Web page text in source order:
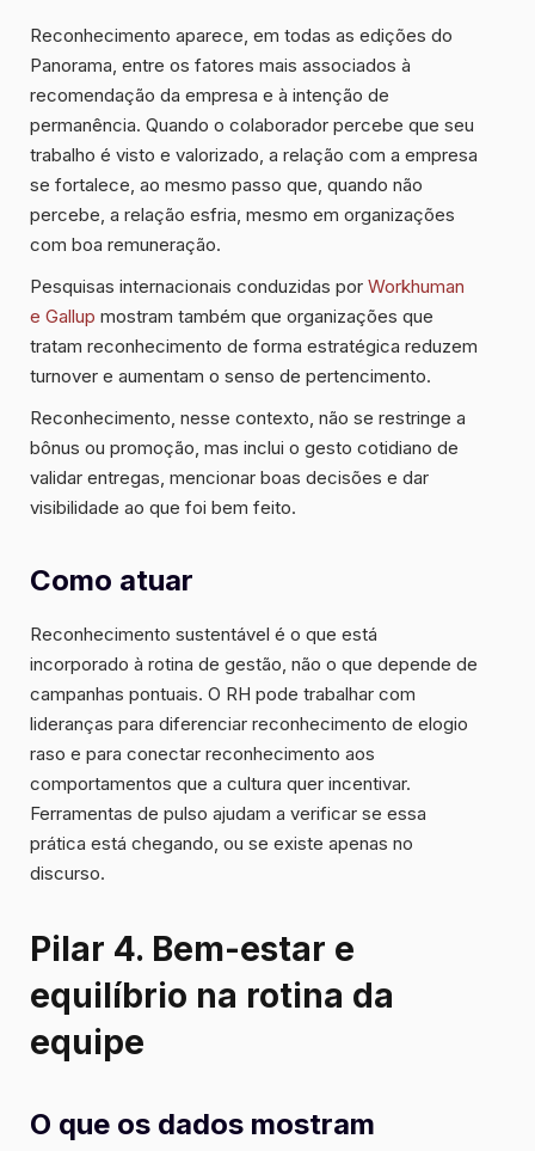
Reconhecimento aparece, em todas as edições do
Panorama, entre os fatores mais associados à
recomendação da empresa e à intenção de
permanência. Quando o colaborador percebe que seu
trabalho é visto e valorizado, a relação com a empresa
se fortalece, ao mesmo passo que, quando não
percebe, a relação esfria, mesmo em organizações
com boa remuneração.
Pesquisas internacionais conduzidas por Workhuman
e Gallup mostram também que organizações que
tratam reconhecimento de forma estratégica reduzem
turnover e aumentam o senso de pertencimento.
Reconhecimento, nesse contexto, não se restringe a
bônus ou promoção, mas inclui o gesto cotidiano de
validar entregas, mencionar boas decisões e dar
visibilidade ao que foi bem feito.
Como atuar
Reconhecimento sustentável é o que está
incorporado à rotina de gestão, não o que depende de
campanhas pontuais. O RH pode trabalhar com
lideranças para diferenciar reconhecimento de elogio
raso e para conectar reconhecimento aos
comportamentos que a cultura quer incentivar.
Ferramentas de pulso ajudam a verificar se essa
prática está chegando, ou se existe apenas no
discurso.
Pilar 4. Bem-estar e
equilíbrio na rotina da
equipe
O que os dados mostram